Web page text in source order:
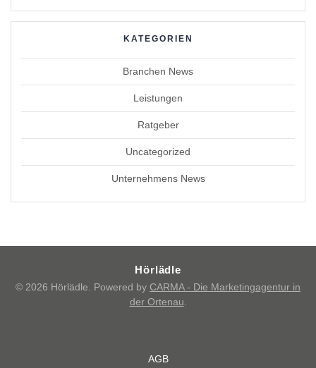
KATEGORIEN
Branchen News
Leistungen
Ratgeber
Uncategorized
Unternehmens News
Hörlädle
© 2026 Hörlädle. Powered by CARMA - Die Marketingagentur in
der Ortenau
AGB